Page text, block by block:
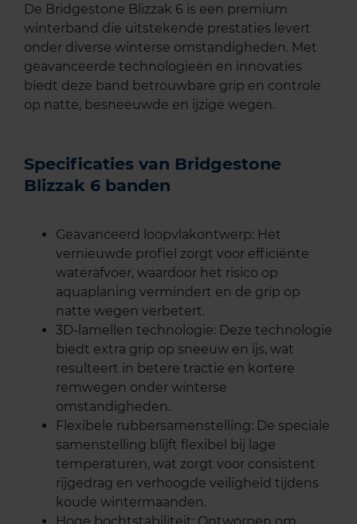
De Bridgestone Blizzak 6 is een premium
winterband die uitstekende prestaties levert
onder diverse winterse omstandigheden. Met
geavanceerde technologieën en innovaties
biedt deze band betrouwbare grip en controle
op natte, besneeuwde en ijzige wegen.
Specificaties van Bridgestone
Blizzak 6 banden
Geavanceerd loopvlakontwerp: Het
vernieuwde profiel zorgt voor efficiënte
waterafvoer, waardoor het risico op
aquaplaning vermindert en de grip op
natte wegen verbetert.
3D-lamellen technologie: Deze technologie
biedt extra grip op sneeuw en ijs, wat
resulteert in betere tractie en kortere
remwegen onder winterse
omstandigheden.
Flexibele rubbersamenstelling: De speciale
samenstelling blijft flexibel bij lage
temperaturen, wat zorgt voor consistent
rijgedrag en verhoogde veiligheid tijdens
koude wintermaanden.